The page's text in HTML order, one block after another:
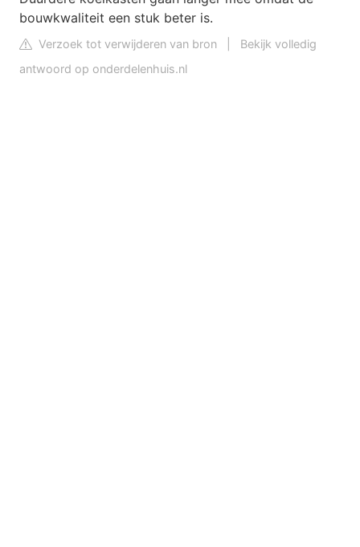
bouwkwaliteit een stuk beter is.
Verzoek tot verwijderen van bron
Bekijk volledig
antwoord op onderdelenhuis.nl